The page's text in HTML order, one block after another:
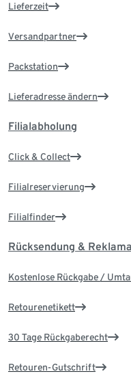
Lieferzeit
Versandpartner
Packstation
Lieferadresse ändern
Filialabholung
Click & Collect
Filialreservierung
Filialfinder
Rücksendung &
Kostenlose Rückgabe /
Retourenetikett
30 Tage Rückgaberecht
Retouren-Gutschrift